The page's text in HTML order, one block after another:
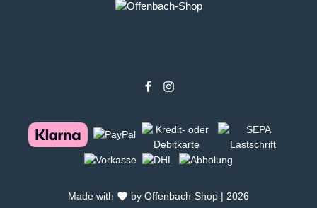
Made with by Offenbach-Shop | 2026